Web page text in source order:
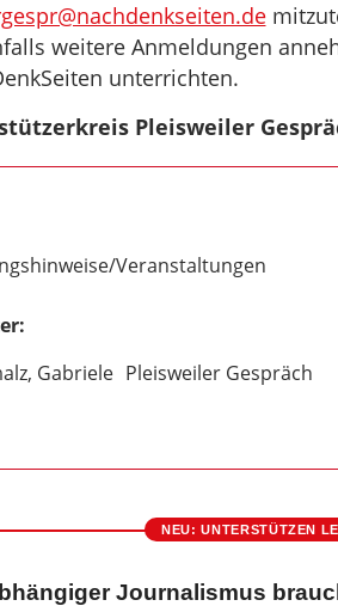
weitere Anmeldungen
unterrichten.
Pleisweiler
Veranstaltungen
Gabriele Pleisweiler Gespräch
NEU: UNTERSTÜTZEN
Journalismus